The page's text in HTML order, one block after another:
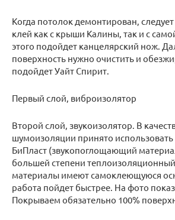
Когда потолок демонтирован,
клей как с крыши Калины, так и с
этого подойдет канцелярский нож.
поверхность нужно очистить и
подойдет Уайт Спирит.
Первый слой, виброизолятор
Второй слой, звукоизолятор. В
шумоизоляции принято использовать
БиПласт (звукопоглощающий
большей степени
материалы имеют самоклеющуюся
работа пойдет быстрее. На фото
Покрываем обязательно 100%